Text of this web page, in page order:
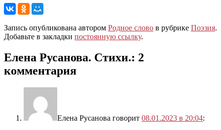
Запись опубликована автором Родное слово в рубрике Поэзия.
Добавьте в закладки постоянную ссылку.
Елена Русанова. Стихи.: 2
комментария
Елена Русанова говорит 08.01.2023 в 20:04: